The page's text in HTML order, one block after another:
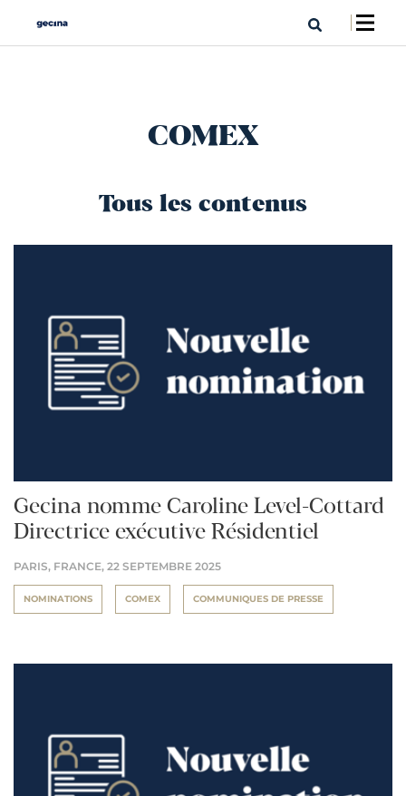
COMEX
Tous les contenus
Gecina nomme Caroline Level-Cottard
Directrice exécutive Résidentiel
PARIS, FRANCE, 22 SEPTEMBRE 2025
NOMINATIONS COMEX COMMUNIQUES DE PRESSE